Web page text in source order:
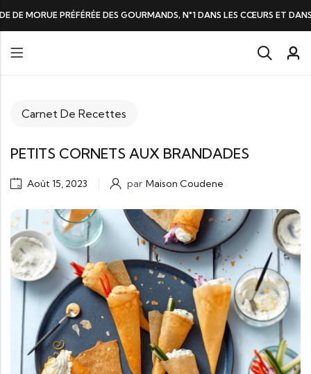
DES GOURMANDS, N°1 DANS LES CŒURS ET DANS L’ASSIETTE
Carnet De Recettes
PETITS CORNETS AUX BRANDADES
Août 15, 2023 par Maison Coudene